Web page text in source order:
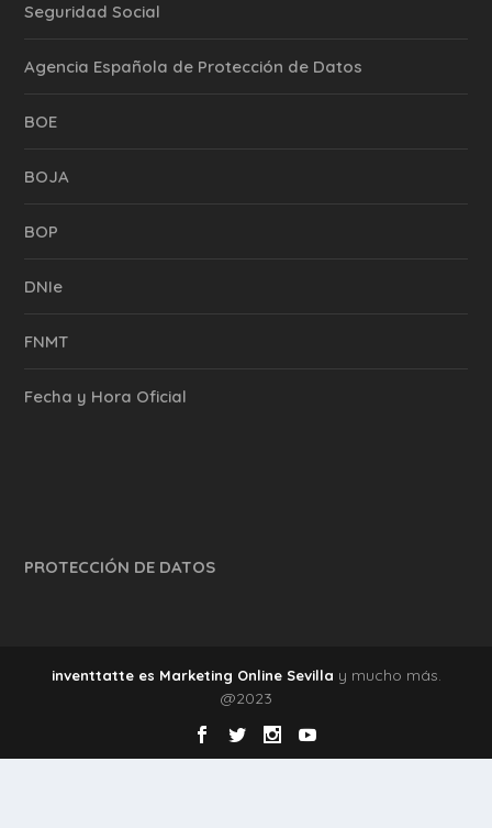
Seguridad Social
Agencia Española de Protección de Datos
BOE
BOJA
BOP
DNIe
FNMT
Fecha y Hora Oficial
PROTECCIÓN DE DATOS
inventtatte es Marketing Online Sevilla y mucho más.
@2023